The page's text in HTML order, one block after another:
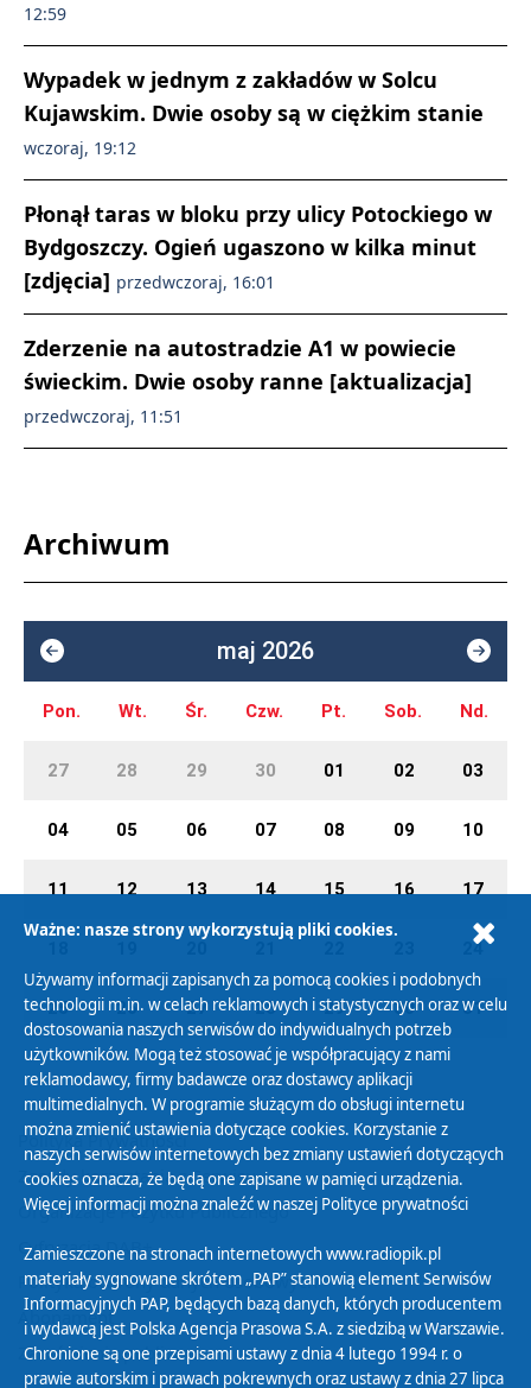
12:59
Wypadek w jednym z zakładów w Solcu
Kujawskim. Dwie osoby są w ciężkim stanie
wczoraj, 19:12
Płonął taras w bloku przy ulicy Potockiego w
Bydgoszczy. Ogień ugaszono w kilka minut
[zdjęcia] przedwczoraj, 16:01
Zderzenie na autostradzie A1 w powiecie
świeckim. Dwie osoby ranne [aktualizacja]
przedwczoraj, 11:51
Archiwum
maj 2026
Pon. Wt. Śr. Czw. Pt. Sob. Nd.
27 28 29 30 01 02 03
04 05 06 07 08 09 10
11 12 13 14 15 16 17
24
25 26 27 28 29 30 31
Polityka Prywatności
Zasady korzystania z Serwisu
Organizacje Pożytku Publicznego
Cyfryzacja DAB+
Polityka ochrony danych osobowych
Abonament
Zamówienia publiczne
Ważne: nasze strony wykorzystują pliki cookies.
Używamy informacji zapisanych za pomocą cookies i podobnych
technologii m.in. w celach reklamowych i statystycznych oraz w celu
dostosowania naszych serwisów do indywidualnych potrzeb
użytkowników. Mogą też stosować je współpracujący z nami
reklamodawcy, firmy badawcze oraz dostawcy aplikacji
multimedialnych. W programie służącym do obsługi internetu
można zmienić ustawienia dotyczące cookies. Korzystanie z
naszych serwisów internetowych bez zmiany ustawień dotyczących
cookies oznacza, że będą one zapisane w pamięci urządzenia.
Więcej informacji można znaleźć w naszej Polityce prywatności
Zamieszczone na stronach internetowych www.radiopik.pl
materiały sygnowane skrótem „PAP” stanowią element Serwisów
Informacyjnych PAP, będących bazą danych, których producentem
i wydawcą jest Polska Agencja Prasowa S.A. z siedzibą w Warszawie.
Chronione są one przepisami ustawy z dnia 4 lutego 1994 r. o
prawie autorskim i prawach pokrewnych oraz ustawy z dnia 27 lipca